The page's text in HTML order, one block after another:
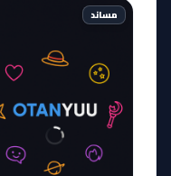
مساند